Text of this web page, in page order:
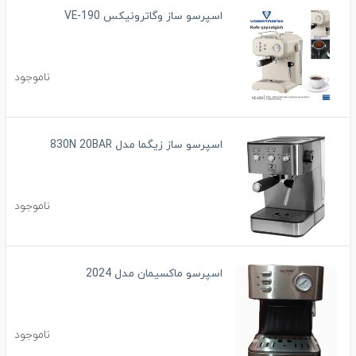
اسپرسو ساز وگاترونیکس VE-190
ناموجود
اسپرسو ساز زیگما مدل 830N 20BAR
ناموجود
اسپرسو ماکسیمان مدل 2024
ناموجود